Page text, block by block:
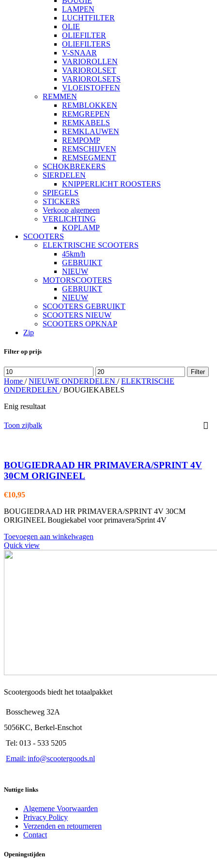
LAMPEN
LUCHTFILTER
OLIE
OLIEFILTER
OLIEFILTERS
V-SNAAR
VARIOROLLEN
VARIOROLSET
VARIOROLSETS
VLOEISTOFFEN
REMMEN
REMBLOKKEN
REMGREPEN
REMKABELS
REMKLAUWEN
REMPOMP
REMSCHIJVEN
REMSEGMENT
SCHOKBREKERS
SIERDELEN
KNIPPERLICHT ROOSTERS
SPIEGELS
STICKERS
Verkoop algemeen
VERLICHTING
KOPLAMP
SCOOTERS
ELEKTRISCHE SCOOTERS
45km/h
GEBRUIKT
NIEUW
MOTORSCOOTERS
GEBRUIKT
NIEUW
SCOOTERS GEBRUIKT
SCOOTERS NIEUW
SCOOTERS OPKNAP
Zip
Filter op prijs
Min.
prijs
Max.
prijs
Filter
Home / NIEUWE ONDERDELEN / ELEKTRISCHE
ONDERDELEN / BOUGIEKABELS
Enig resultaat
Toon zijbalk
BOUGIEDRAAD HR PRIMAVERA/SPRINT 4V
30CM ORIGINEEL
€10,95
BOUGIEDRAAD HR PRIMAVERA/SPRINT 4V 30CM
ORIGINEEL Bougiekabel voor primavera/Sprint 4V
Toevoegen aan winkelwagen
Quick view
Scootergoods biedt het totaalpakket
Bosscheweg 32A
5056KC, Berkel-Enschot
Tel: 013 - 533 5205
Email: info@scootergoods.nl
Nuttige links
Algemene Voorwaarden
Privacy Policy
Verzenden en retourneren
Contact
Openingstijden